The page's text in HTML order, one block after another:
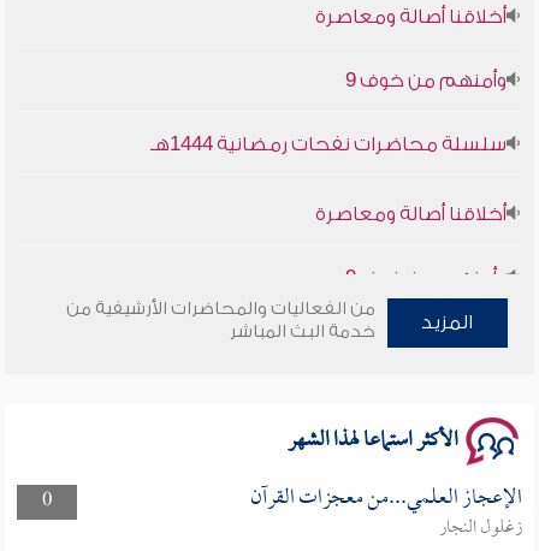
أخلاقنا أصالة ومعاصرة
وأمنهم من خوف 9
سلسلة محاضرات نفحات رمضانية 1444هـ
أخلاقنا أصالة ومعاصرة
وأمنهم من خوف 9
سلسلة محاضرات نفحات رمضانية 1444هـ
المزيد
من الفعاليات والمحاضرات الأرشيفية من
خدمة البث المباشر
الأكثر استماعا لهذا الشهر
0 الإعجاز العلمي...من معجزات القرآن
زغلول النجار